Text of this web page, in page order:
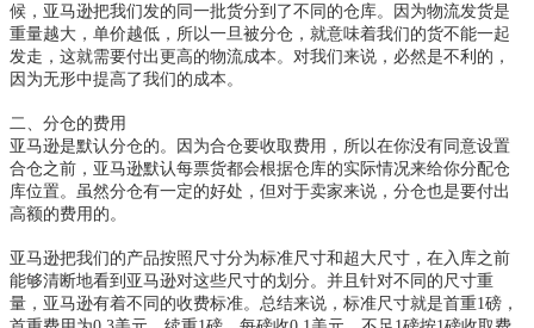
候，亚马逊把我们发的同一批货分到了不同的仓库。因为物流发货是
重量越大，单价越低，所以一旦被分仓，就意味着我们的货不能一起
发走，这就需要付出更高的物流成本。对我们来说，必然是不利的，
因为无形中提高了我们的成本。
二、分仓的费用
亚马逊是默认分仓的。因为合仓要收取费用，所以在你没有同意设置
合仓之前，亚马逊默认每票货都会根据仓库的实际情况来给你分配仓
库位置。虽然分仓有一定的好处，但对于卖家来说，分仓也是要付出
高额的费用的。
亚马逊把我们的产品按照尺寸分为标准尺寸和超大尺寸，在入库之前
能够清断地看到亚马逊对这些尺寸的划分。并且针对不同的尺寸重
量，亚马逊有着不同的收费标准。总结来说，标准尺寸就是首重1磅，